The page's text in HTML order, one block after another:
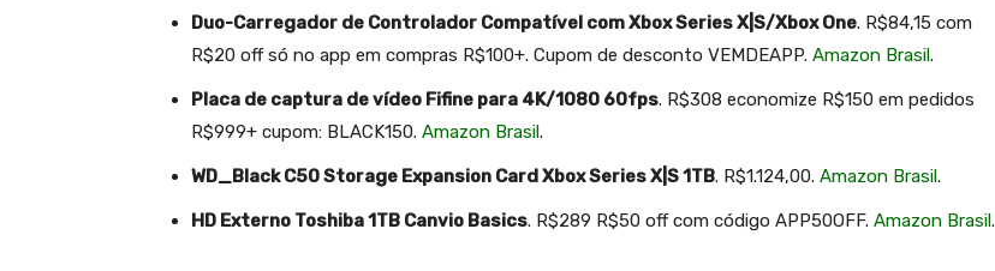
Duo-Carregador de Controlador Compatível com Xbox Series X|S/Xbox One. R$84,15 com
R$20 off só no app em compras R$100+. Cupom de desconto VEMDEAPP. Amazon Brasil.
Placa de captura de vídeo Fifine para 4K/1080 60fps. R$308 economize R$150 em pedidos
R$999+ cupom: BLACK150. Amazon Brasil.
WD_Black C50 Storage Expansion Card Xbox Series X|S 1TB. R$1.124,00. Amazon Brasil.
HD Externo Toshiba 1TB Canvio Basics. R$289 R$50 off com código APP50OFF. Amazon Brasil.